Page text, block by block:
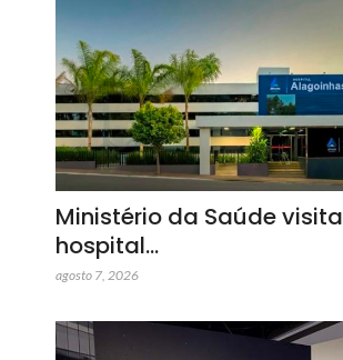
Ministério da Saúde visita
hospital…
agosto 7, 2026